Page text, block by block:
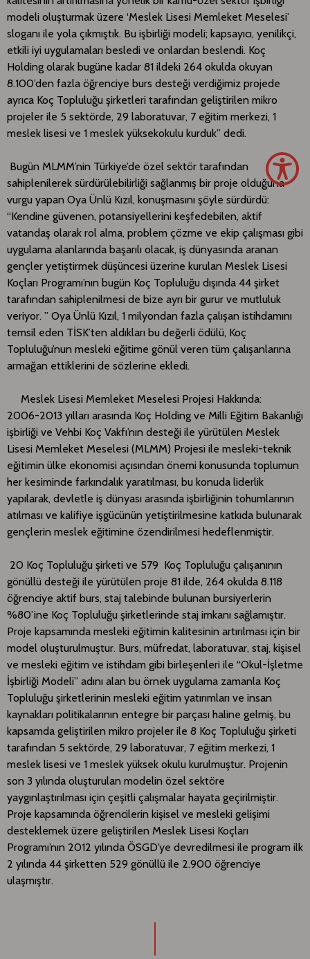
modeli oluşturmak üzere ‘Meslek Lisesi Memleket Meselesi’
sloganı ile yola çıkmıştık. Bu işbirliği modeli; kapsayıcı, yenilikçi,
etkili iyi uygulamaları besledi ve onlardan beslendi. Koç
Holding olarak bugüne kadar 81 ildeki 264 okulda okuyan
8.100’den fazla öğrenciye burs desteği verdiğimiz projede
ayrıca Koç Topluluğu şirketleri tarafından geliştirilen mikro
projeler ile 5 sektörde, 29 laboratuvar, 7 eğitim merkezi, 1
meslek lisesi ve 1 meslek yüksekokulu kurduk’’ dedi.
Bugün MLMM’nin Türkiye’de özel sektör tarafından
sahiplenilerek sürdürülebilirliği sağlanmış bir proje olduğuna
vurgu yapan Oya Ünlü Kızıl, konuşmasını şöyle sürdürdü:
“Kendine güvenen, potansiyellerini keşfedebilen, aktif
vatandaş olarak rol alma, problem çözme ve ekip çalışması gibi
uygulama alanlarında başarılı olacak, iş dünyasında aranan
gençler yetiştirmek düşüncesi üzerine kurulan Meslek Lisesi
Koçları Programı’nın bugün Koç Topluluğu dışında 44 şirket
tarafından sahiplenilmesi de bize ayrı bir gurur ve mutluluk
veriyor. ” Oya Ünlü Kızıl, 1 milyondan fazla çalışan istihdamını
temsil eden TİSK’ten aldıkları bu değerli ödülü, Koç
Topluluğu’nun mesleki eğitime gönül veren tüm çalışanlarına
armağan ettiklerini de sözlerine ekledi.
Meslek Lisesi Memleket Meselesi Projesi Hakkında:
2006-2013 yılları arasında Koç Holding ve Milli Eğitim Bakanlığı
işbirliği ve Vehbi Koç Vakfı’nın desteği ile yürütülen Meslek
Lisesi Memleket Meselesi (MLMM) Projesi ile mesleki-teknik
eğitimin ülke ekonomisi açısından önemi konusunda toplumun
her kesiminde farkındalık yaratılması, bu konuda liderlik
yapılarak, devletle iş dünyası arasında işbirliğinin tohumlarının
atılması ve kalifiye işgücünün yetiştirilmesine katkıda bulunarak
gençlerin meslek eğitimine özendirilmesi hedeflenmiştir.
20 Koç Topluluğu şirketi ve 579 Koç Topluluğu çalışanının
gönüllü desteği ile yürütülen proje 81 ilde, 264 okulda 8.118
öğrenciye aktif burs, staj talebinde bulunan bursiyerlerin
%80’ine Koç Topluluğu şirketlerinde staj imkanı sağlamıştır.
Proje kapsamında mesleki eğitimin kalitesinin artırılması için bir
model oluşturulmuştur. Burs, müfredat, laboratuvar, staj, kişisel
ve mesleki eğitim ve istihdam gibi birleşenleri ile “Okul-İşletme
İşbirliği Modeli” adını alan bu örnek uygulama zamanla Koç
Topluluğu şirketlerinin mesleki eğitim yatırımları ve insan
kaynakları politikalarının entegre bir parçası haline gelmiş, bu
kapsamda geliştirilen mikro projeler ile 8 Koç Topluluğu şirketi
tarafından 5 sektörde, 29 laboratuvar, 7 eğitim merkezi, 1
meslek lisesi ve 1 meslek yüksek okulu kurulmuştur. Projenin
son 3 yılında oluşturulan modelin özel sektöre
yaygınlaştırılması için çeşitli çalışmalar hayata geçirilmiştir.
Proje kapsamında öğrencilerin kişisel ve mesleki gelişimi
desteklemek üzere geliştirilen Meslek Lisesi Koçları
Programı’nın 2012 yılında ÖSGD’ye devredilmesi ile program ilk
2 yılında 44 şirketten 529 gönüllü ile 2.900 öğrenciye
ulaşmıştır.